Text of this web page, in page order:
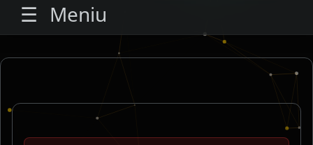
☰ Meniu